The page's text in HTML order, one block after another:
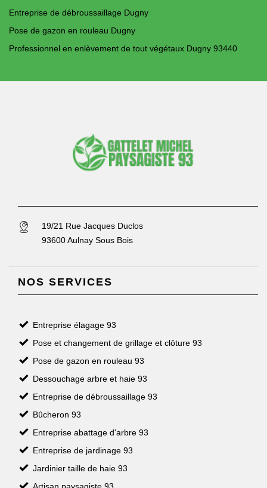
Entreprise de débroussaillage Dugny
Pose de gazon en rouleau Dugny
Professionnel en enlèvement de tout végétaux Dugny 93440
19/21 Rue Jacques Duclos
93600 Aulnay Sous Bois
NOS SERVICES
Entreprise élagage 93
Pose et changement de grillage et clôture 93
Pose de gazon en rouleau 93
Dessouchage arbre et haie 93
Entreprise de débroussaillage 93
Bûcheron 93
Entreprise abattage d'arbre 93
Entreprise de jardinage 93
Jardinier taille de haie 93